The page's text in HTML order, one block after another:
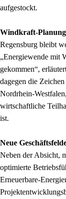
aufgestockt.
Windkraft-
Regensburg bleibt
„Energiewende mit
gekommen“,
dagegen die
Nordrhein-
wirtschaftliche
ist.
Neue
Neben der Absicht,
optimierte
Erneuerbare-